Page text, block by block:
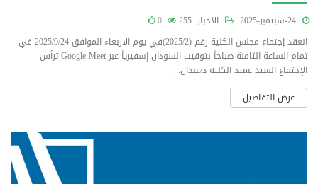
الأخبار 255
0
انعقد إجتماع مجلس الكلية رقم (2025/2)في يوم الاربعاء الموافق 2025/9/24 في
تمام الساعة الثامنة صباحاً بتوقيت السودان إسفيرياً عبر Google Meet ترأس
الإجتماع السيد عميد الكلية د/عبدال...
عرض التفاصيل